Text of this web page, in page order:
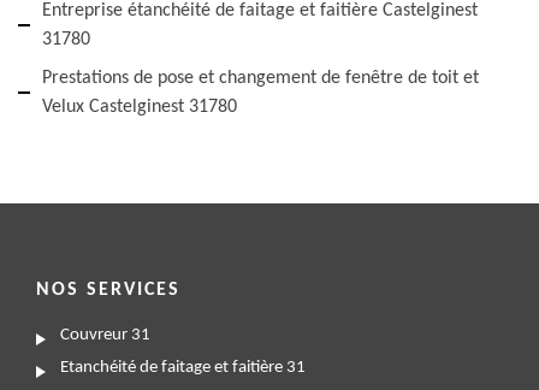
Entreprise étanchéité de faitage et faitière Castelginest
31780
Prestations de pose et changement de fenêtre de toit et
Velux Castelginest 31780
NOS SERVICES
Couvreur 31
Etanchéité de faitage et faitière 31